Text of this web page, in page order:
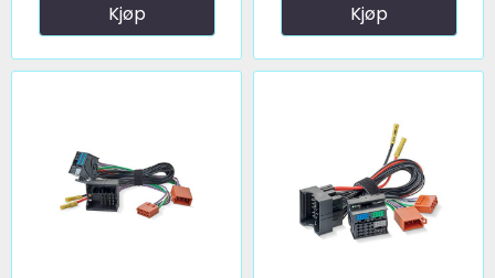
Kjøp Kjøp